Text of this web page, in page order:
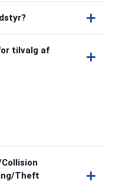
tilvalg af
Theft